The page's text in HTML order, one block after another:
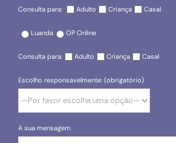
Consulta para: Adulto Criança Casal
Luanda OP Online
Consulta para: Adulto Criança Casal
Escolho responsavelmente: (obrigatório)
A sua mensagem